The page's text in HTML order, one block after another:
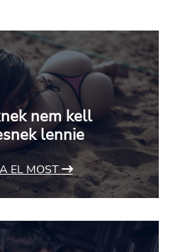
nem kell
lennie
EL MOST